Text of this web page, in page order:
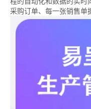
采购订单、每一张销售单